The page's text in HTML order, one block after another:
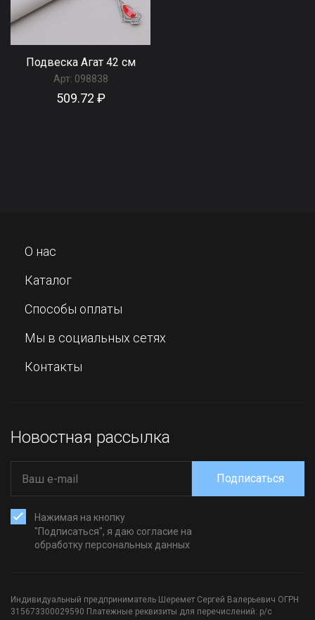
Подвеска Агат 42 см
Арт: 098838
509.72 ₽
О нас
Каталог
Способы оплаты
Мы в социальных сетях
Контакты
Новостная рассылка
Нажимая на кнопку
"Подписаться", я даю согласие на
обработку персональных данных
Подписаться
Индивидуальный предприниматель Шеремет Сергей Валерьевич ОГРН
315673300029590 Платежные реквизиты для перечислений: р/с